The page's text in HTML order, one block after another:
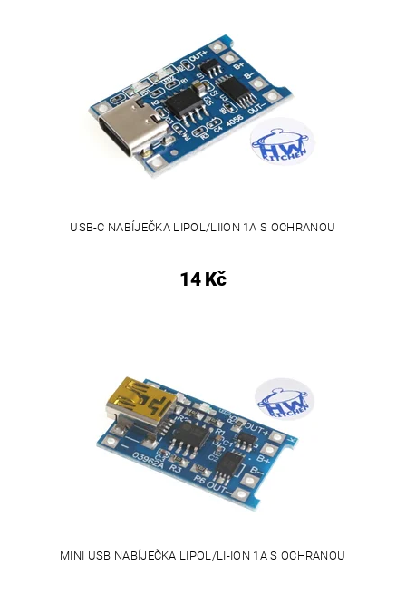
USB-C NABÍJEČKA LIPOL/LIION 1A S OCHRANOU
14 Kč
MINI USB NABÍJEČKA LIPOL/LI-ION 1A S OCHRANOU